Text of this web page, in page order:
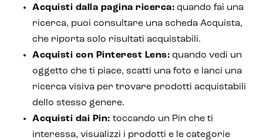
Acquisti dalla pagina ricerca: quando fai una
ricerca, puoi consultare una scheda Acquista,
che riporta solo risultati acquistabili.
Acquisti con Pinterest Lens: quando vedi un
oggetto che ti piace, scatti una foto e lanci una
ricerca visiva per trovare prodotti acquistabili
dello stesso genere.
Acquisti dai Pin: toccando un Pin che ti
interessa, visualizzi i prodotti e le categorie